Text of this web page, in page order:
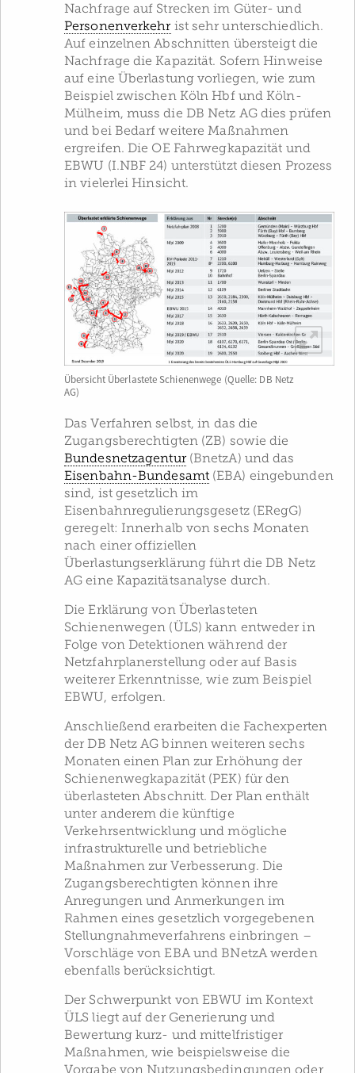
Nachfrage auf Strecken im Güter- und
Personenverkehrist sehr unterschiedlich.
Auf einzelnen Abschnitten übersteigt die
Nachfrage die Kapazität. Sofern Hinweise
auf eine Überlastung vorliegen, wie zum
Beispiel zwischen Köln Hbf und Köln-
Mülheim, muss die DB Netz AG dies prüfen
und bei Bedarf weitere Maßnahmen
ergreifen. Die OE Fahrwegkapazität und
EBWU (I.NBF 24) unterstützt diesen Prozess
in vielerlei Hinsicht.
Übersicht Überlastete Schienenwege (Quelle: DB Netz
AG)
Das Verfahren selbst, in das die
Zugangsberechtigten (ZB) sowie die
Bundesnetzagentur(BnetzA) und das
Eisenbahn-Bundesamt(EBA) eingebunden
sind, ist gesetzlich im
Eisenbahnregulierungsgesetz (ERegG)
geregelt: Innerhalb von sechs Monaten
nach einer offiziellen
Überlastungserklärung führt die DB Netz
AG eine Kapazitätsanalyse durch.
Die Erklärung von Überlasteten
Schienenwegen (ÜLS) kann entweder in
Folge von Detektionen während der
Netzfahrplanerstellung oder auf Basis
weiterer Erkenntnisse, wie zum Beispiel
EBWU, erfolgen.
Anschließend erarbeiten die Fachexperten
der DB Netz AG binnen weiteren sechs
Monaten einen Plan zur Erhöhung der
Schienenwegkapazität (PEK) für den
überlasteten Abschnitt. Der Plan enthält
unter anderem die künftige
Verkehrsentwicklung und mögliche
infrastrukturelle und betriebliche
Maßnahmen zur Verbesserung. Die
Zugangsberechtigten können ihre
Anregungen und Anmerkungen im
Rahmen eines gesetzlich vorgegebenen
Stellungnahmeverfahrens einbringen –
Vorschläge von EBA und BNetzA werden
ebenfalls berücksichtigt.
Der Schwerpunkt von EBWU im Kontext
ÜLS liegt auf der Generierung und
Bewertung kurz- und mittel­fristiger
Maßnahmen, wie beispielsweise die
Vorgabe von Nutzungsbedingungen oder